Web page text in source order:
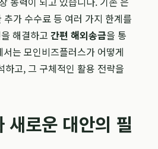
가 수수료 등 여러 가지 한계를
해결하고 간편 해외송금을 통
는 모인비즈플러스가 어떻게
고, 그 구체적인 활용 전략을
새로운 대안의 필